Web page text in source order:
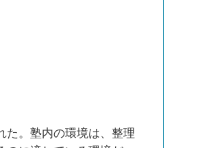
た。塾内の環境は、整理